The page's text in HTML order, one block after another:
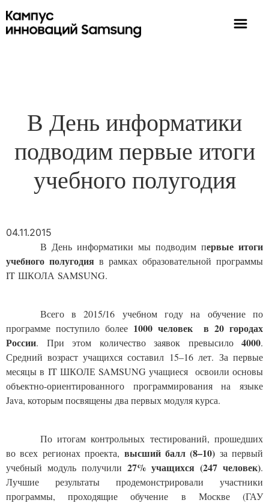
В День информатики
подводим первые итоги
учебного полугодия
04.11.2015
В День информатики мы подводим первые итоги
учебного полугодия в рамках образовательной программы
IT ШКОЛА SAMSUNG.
Всего в 2015/16 учебном году на обучение по
программе поступило более 1000 человек в 20 городах
России. При этом количество заявок превысило 4000.
Средний возраст учащихся составил 15–16 лет. За первые
месяцы в IT ШКОЛЕ SAMSUNG учащиеся освоили основы
объектно-ориентированного программирования на языке
Java, которым посвящены два первых модуля курса.
По итогам контрольных тестирований, прошедших
во всех регионах проекта, высший балл (8–10) за первый
учебный модуль получили 27% учащихся (247 человек).
Лучшие результаты продемонстрировали участники
программы, проходящие обучение в Москве (ГАУ